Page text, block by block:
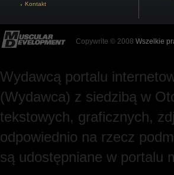
Kontakt
Copywrite © 2008 Wszelkie
Wydawcą portalu
(Wydawca) z siedzibą w
tekstowych, graficznych,
odpowiednio na rzecz
są udostępniane w portalu